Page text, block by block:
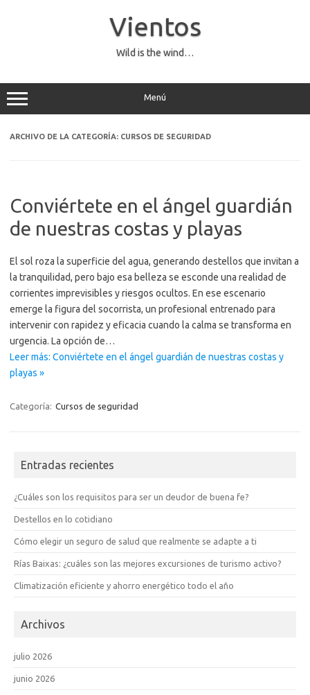
Vientos
Wild is the wind…
Menú
ARCHIVO DE LA CATEGORÍA: CURSOS DE SEGURIDAD
Conviértete en el ángel guardián
de nuestras costas y playas
El sol roza la superficie del agua, generando destellos que invitan a
la tranquilidad, pero bajo esa belleza se esconde una realidad de
corrientes imprevisibles y riesgos ocultos. En ese escenario
emerge la figura del socorrista, un profesional entrenado para
intervenir con rapidez y eficacia cuando la calma se transforma en
urgencia. La opción de…
Leer más: Conviértete en el ángel guardián de nuestras costas y
playas »
Categoría: Cursos de seguridad
Entradas recientes
¿Cuáles son los requisitos para ser un deudor de buena fe?
Destellos en lo cotidiano
Cómo elegir un seguro de salud que realmente se adapte a ti
Rías Baixas: ¿cuáles son las mejores excursiones de turismo activo?
Climatización eficiente y ahorro energético todo el año
Archivos
julio 2026
junio 2026